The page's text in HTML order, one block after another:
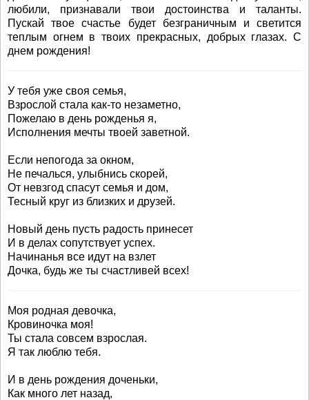
любили, признавали твои достоинства и таланты.
Пускай твое счастье будет безграничным и светится
теплым огнем в твоих прекрасных, добрых глазах. С
днем рождения!
У тебя уже своя семья,
Взрослой стала как-то незаметно,
Пожелаю в день рожденья я,
Исполнения мечты твоей заветной.
Если непогода за окном,
Не печалься, улыбнись скорей,
От невзгод спасут семья и дом,
Тесный круг из близких и друзей.
Новый день пусть радость принесет
И в делах сопутствует успех.
Начинанья все идут на взлет
Дочка, будь же ты счастливей всех!
Моя родная девочка,
Кровиночка моя!
Ты стала совсем взрослая.
Я так люблю тебя.
И в день рождения доченьки,
Как много лет назад,